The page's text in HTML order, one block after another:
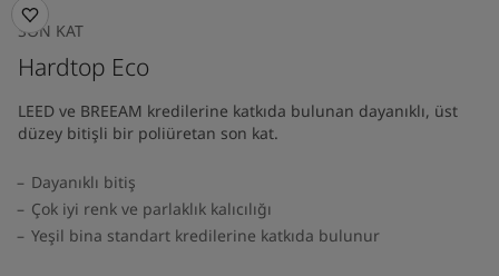
SON KAT
Hardtop Eco
LEED ve BREEAM kredilerine katkıda bulunan dayanıklı, üst
düzey bitişli bir poliüretan son kat.
Dayanıklı bitiş
Çok iyi renk ve parlaklık kalıcılığı
Yeşil bina standart kredilerine katkıda bulunur